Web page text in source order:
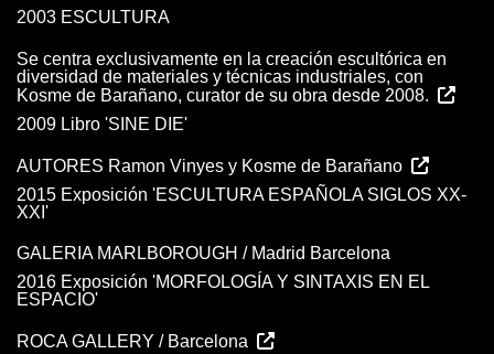
2003 ESCULTURA
Se centra exclusivamente en la creación escultórica en
diversidad de materiales y técnicas industriales, con
Kosme de Barañano, curator de su obra desde 2008.
2009 Libro 'SINE DIE'
AUTORES Ramon Vinyes y Kosme de Barañano
2015 Exposición 'ESCULTURA ESPAÑOLA SIGLOS XX-
XXI'
GALERIA MARLBOROUGH / Madrid Barcelona
2016 Exposición 'MORFOLOGÍA Y SINTAXIS EN EL
ESPACIO'
ROCA GALLERY / Barcelona